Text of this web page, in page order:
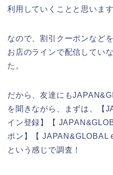
利用していくことと思います
なので、割引クーポンなど
お店のラインで配信してい
た。
だから、友達にも
を聞きながら、まずは、【
イン登録】【
ポン】【 JAPAN&GLOBAL
という感じで調査！